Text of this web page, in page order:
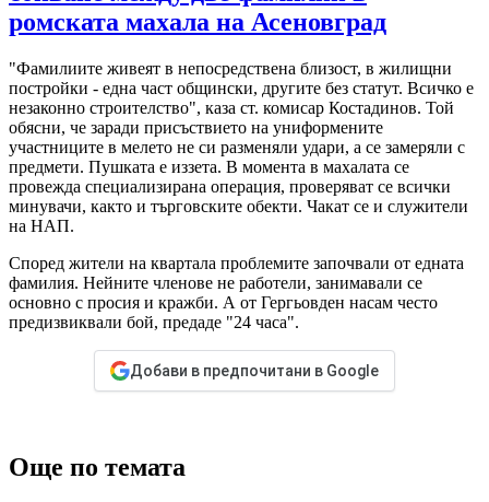
ромската махала на Асеновград
"Фамилиите живеят в непосредствена близост, в жилищни
постройки - една част общински, другите без статут. Всичко е
незаконно строителство", каза ст. комисар Костадинов. Той
обясни, че заради присъствието на униформените
участниците в мелето не си разменяли удари, а се замеряли с
предмети. Пушката е иззета. В момента в махалата се
провежда специализирана операция, проверяват се всички
минувачи, както и търговските обекти. Чакат се и служители
на НАП.
Според жители на квартала проблемите започвали от едната
фамилия. Нейните членове не работели, занимавали се
основно с просия и кражби. А от Гергьовден насам често
предизвиквали бой, предаде "24 часа".
Добави в предпочитани в Google
Още по темата